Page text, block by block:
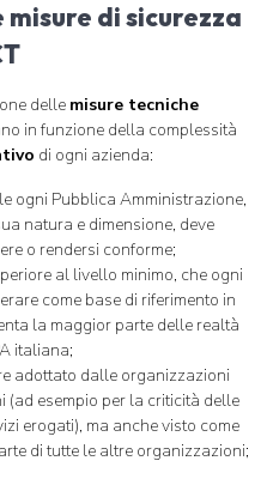
misure di sicurezza
delle misure tecniche
in funzione della complessità
di ogni azienda:
ogni Pubblica Amministrazione,
natura e dimensione, deve
o rendersi conforme;
al livello minimo, che ogni
come base di riferimento in
la maggior parte delle realtà
italiana;
adottato dalle organizzazioni
(ad esempio per la criticità delle
erogati), ma anche visto come
di tutte le altre organizzazioni;